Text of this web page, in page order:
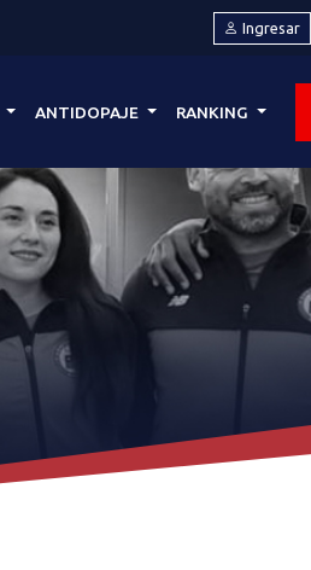
Ingresar
ANTIDOPAJE RANKING